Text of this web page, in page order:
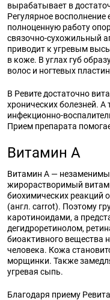
вырабатывает в
Регулярное восполнение
полноценную работу
связочно-сухожильный
приводит к угревым
в коже. В углах губ
волос и ногтевых
В Ревите достаточно
хронических болезней.
инфекционно-
Прием препарата
Витамин A
Витамин А —
жирорастворимый
биохимических реакций
(англ. carrot). Поэтому
каротиноидами, а
дегидроретинолом,
биоактивного вещества
человека. Кожа
морщинки. Также
угревая сыпь.
Благодаря приему